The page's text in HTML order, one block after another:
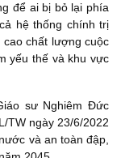
để ai bị bỏ lại phía
hệ thống chính trị
chất lượng cuộc
yếu thế và khu vực
sư Nghiêm Đức
TW ngày 23/6/2022
và an toàn đập,